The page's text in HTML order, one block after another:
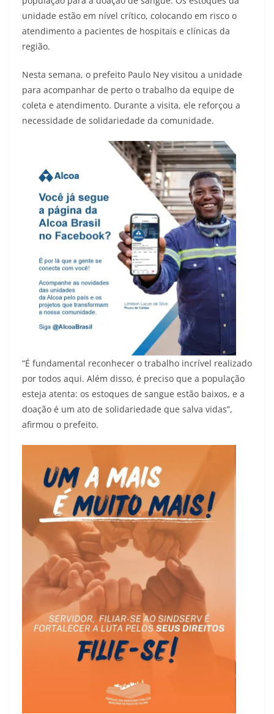
unidade estão em nível crítico, colocando em risco o
atendimento a pacientes de hospitais e clínicas da
região.
Nesta semana, o prefeito Paulo Ney visitou a unidade
para acompanhar de perto o trabalho da equipe de
coleta e atendimento. Durante a visita, ele reforçou a
necessidade de solidariedade da comunidade.
“É fundamental reconhecer o trabalho incrível realizado
por todos aqui. Além disso, é preciso que a população
esteja atenta: os estoques de sangue estão baixos, e a
doação é um ato de solidariedade que salva vidas”,
afirmou o prefeito.